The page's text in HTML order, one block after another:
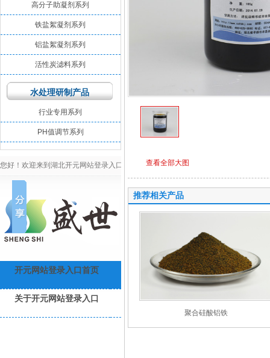
高分子助凝剂系列
铁盐絮凝剂系列
铝盐絮凝剂系列
活性炭滤料系列
水处理研制产品
行业专用系列
PH值调节系列
您好！欢迎来到湖北开元网站登录入口环保官网！
高难度污水处理专
开元网站登录入口首页 水处理工程 开元(中国)
关于开元网站登录入口 开元网站登录入口资讯 联系开
查看全部大图
推荐相关产品
聚合硅酸铝铁